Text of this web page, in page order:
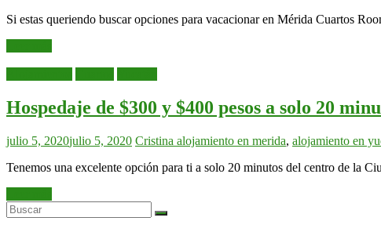
Si estas queriendo buscar opciones para vacacionar en Mérida Cuartos
Hospedaje de $300 y $400 pesos a solo 20
julio 5, 2020julio 5, 2020 Cristina alojamiento en merida, alojamiento en
Tenemos una excelente opción para ti a solo 20 minutos del centro de la